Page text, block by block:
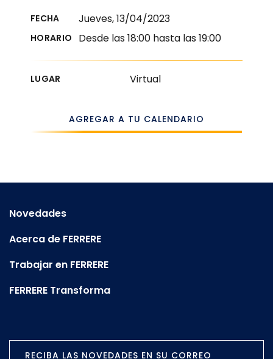
FECHA Jueves, 13/04/2023
HORARIO Desde las 18:00 hasta las 19:00
LUGAR Virtual
AGREGAR A TU CALENDARIO
Novedades
Acerca de FERRERE
Trabajar en FERRERE
FERRERE Transforma
RECIBA LAS NOVEDADES EN SU CORREO